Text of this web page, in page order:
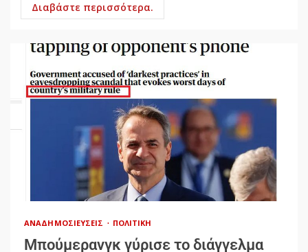
Διαβάστε περισσότερα.
ΑΝΑΔΗΜΟΣΙΕΎΣΕΙΣ ΠΟΛΙΤΙΚΉ
Μπούμερανγκ γύρισε το διάγγελμα